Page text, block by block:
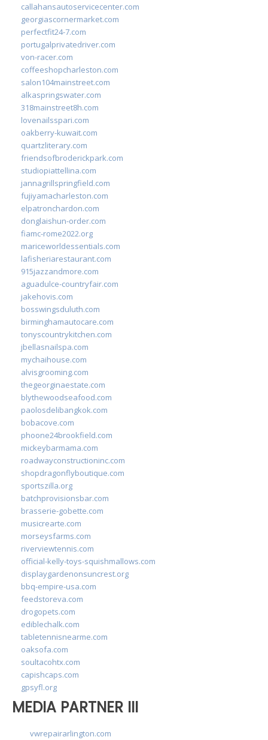
callahansautoservicecenter.com
georgiascornermarket.com
perfectfit24-7.com
portugalprivatedriver.com
von-racer.com
coffeeshopcharleston.com
salon104mainstreet.com
alkaspringswater.com
318mainstreet8h.com
lovenailsspari.com
oakberry-kuwait.com
quartzliterary.com
friendsofbroderickpark.com
studiopiattellina.com
jannagrillspringfield.com
fujiyamacharleston.com
elpatronchardon.com
donglaishun-order.com
fiamc-rome2022.org
mariceworldessentials.com
lafisheriarestaurant.com
915jazzandmore.com
aguadulce-countryfair.com
jakehovis.com
bosswingsduluth.com
birminghamautocare.com
tonyscountrykitchen.com
jbellasnailspa.com
mychaihouse.com
alvisgrooming.com
thegeorginaestate.com
blythewoodseafood.com
paolosdelibangkok.com
bobacove.com
phoone24brookfield.com
mickeybarmama.com
roadwayconstructioninc.com
shopdragonflyboutique.com
sportszilla.org
batchprovisionsbar.com
brasserie-gobette.com
musicrearte.com
morseysfarms.com
riverviewtennis.com
official-kelly-toys-squishmallows.com
displaygardenonsuncrest.org
bbq-empire-usa.com
feedstoreva.com
drogopets.com
ediblechalk.com
tabletennisnearme.com
oaksofa.com
soultacohtx.com
capishcaps.com
gpsyfl.org
MEDIA PARTNER III
vwrepairarlington.com